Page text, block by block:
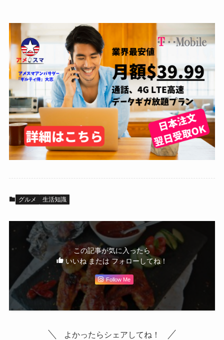
グルメ 生活知識
この記事が気に入ったら
いいね または フォローしてね！
Follow Me
よかったらシェアしてね！